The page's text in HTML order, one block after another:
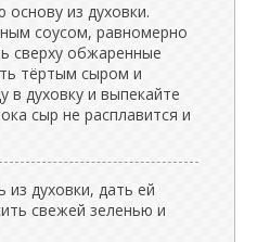
из духовки.
соусом, равномерно
сверху обжаренные
тёртым сыром и
в духовку и выпекайте
сыр не расплавится и
из духовки, дать ей
свежей зеленью и